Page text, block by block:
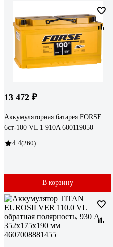
13 472 ₽
Аккумуляторная батарея FORSE
6ст-100 VL 1 910A 600119050
4.4(260)
В корзину